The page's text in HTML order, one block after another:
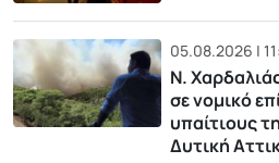
05.08.2026 |
Ν.
σε νομικό
υπαίτιους
Δυτική